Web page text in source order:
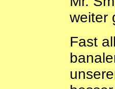
weiter
Fast